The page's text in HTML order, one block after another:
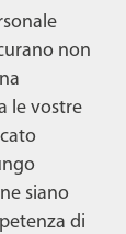
non
le vostre
siano
di